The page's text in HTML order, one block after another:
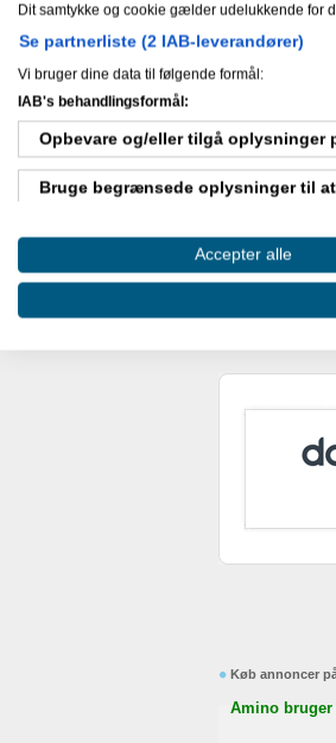
Køb annoncer
Amino bruger
Dit samtykke og cookie gælder udelukkende for
Se partnerliste (2 IAB-leverandører)
Vi bruger dine data til følgende formål:
IAB's behandlingsformål:
Opbevare og/eller tilgå oplysninger
Bruge begrænsede oplysninger til
Oprette profiler til tilpasset
Bruge profiler til at vælge tilpasset
Bruge profiler til at vælge tilpasset
Forstå målgrupper gennem
Bruge præcise geografiske
Accepter alle